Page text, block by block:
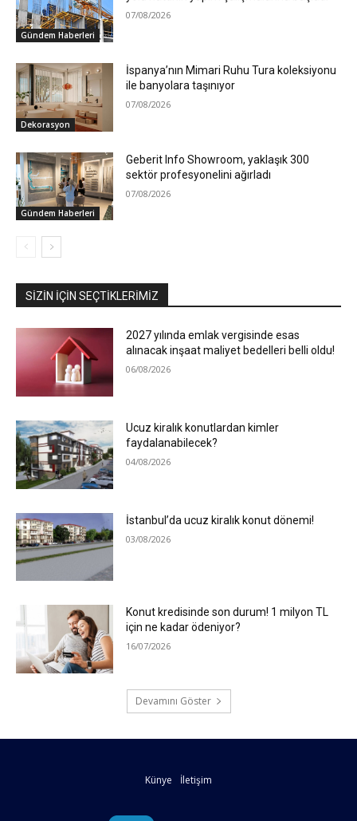
Gündem Haberleri
07/08/2026
Dekorasyon
İspanya’nın Mimari Ruhu Tura koleksiyonu
ile banyolara taşınıyor
07/08/2026
Gündem Haberleri
Geberit Info Showroom, yaklaşık 300
sektör profesyonelini ağırladı
07/08/2026
SIZIN İÇIN SEÇTIKLERIMIZ
2027 yılında emlak vergisinde esas
alınacak inşaat maliyet bedelleri belli oldu!
06/08/2026
Ucuz kiralık konutlardan kimler
faydalanabilecek?
04/08/2026
İstanbul’da ucuz kiralık konut dönemi!
03/08/2026
Konut kredisinde son durum! 1 milyon TL
için ne kadar ödeniyor?
16/07/2026
Devamını Göster
Künye İletişim